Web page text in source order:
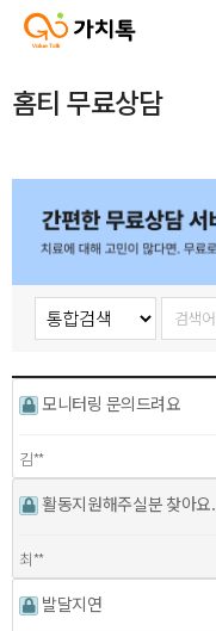
홈티 무료상담
모니터링 문의드려요
김**
활동지원해주실분 찾아요.
최**
발달지연